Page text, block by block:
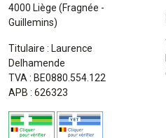
4000 Liège (Fragnée -
Guillemins)
Titulaire : Laurence
Delhamende
TVA : BE0880.554.122
APB : 626323